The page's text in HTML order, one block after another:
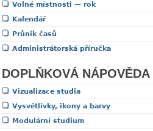
Volné místnosti — rok
Kalendář
Průnik časů
Administrátorská příručka
DOPLŇKOVÁ NÁPOVĚDA
Vizualizace studia
Vysvětlivky, ikony a barvy
Modulární studium